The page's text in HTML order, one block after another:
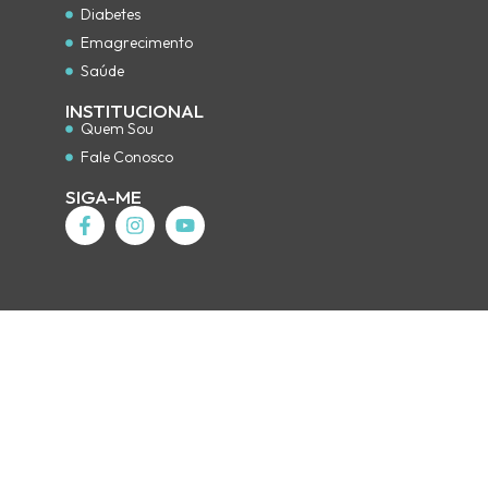
Diabetes
Emagrecimento
Saúde
INSTITUCIONAL
Quem Sou
Fale Conosco
SIGA-ME